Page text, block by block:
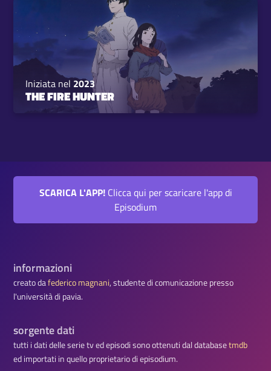
Iniziata nel 2023
THE FIRE HUNTER
SCARICA L'APP!Clicca qui per scaricare l'app di
Episodium
informazioni
creato dafederico magnani, studente di comunicazione presso
l'università di pavia.
sorgente dati
tutti i dati delle serie tv ed episodi sono ottenuti dal databasetmdb
ed importati in quello proprietario di episodium.